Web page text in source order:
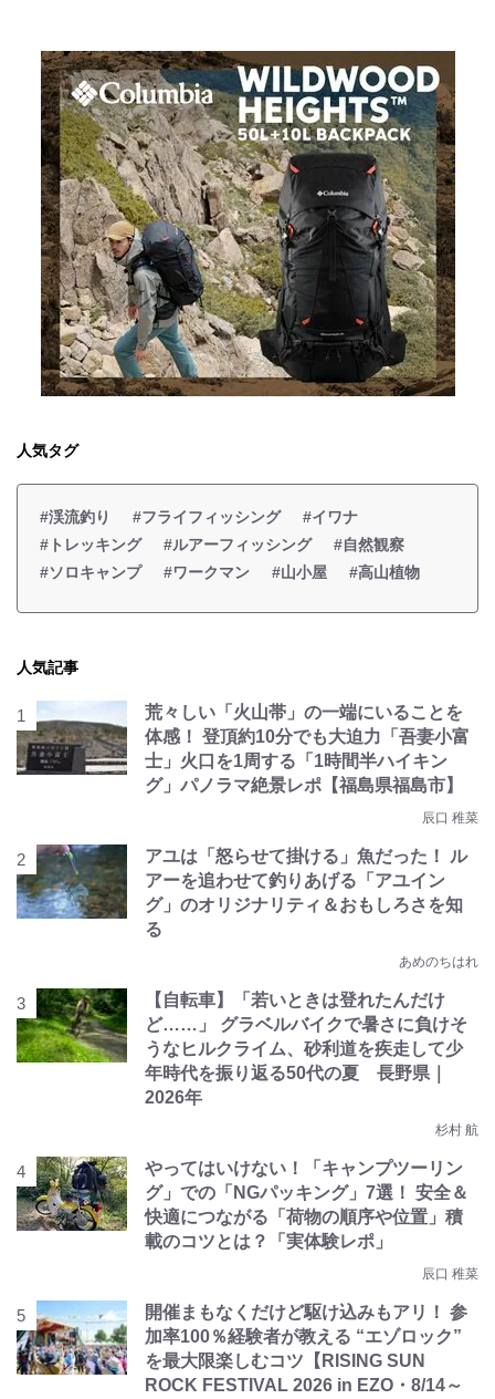
人気タグ
#渓流釣り #フライフィッシング
#イワナ
#トレッキング
#ルアーフィッシング
#自然観察
#ソロキャンプ
#ワークマン #山小屋 #高山植物
人気記事
荒々しい「火山帯」の一端にいることを
体感！ 登頂約10分でも大迫力「吾妻小富
士」火口を1周する「1時間半ハイキン
グ」パノラマ絶景レポ【福島県福島市】
辰口 稚菜
アユは「怒らせて掛ける」魚だった！ ル
アーを追わせて釣りあげる「アユイン
グ」のオリジナリティ＆おもしろさを知
る
あめのちはれ
【自転車】「若いときは登れたんだけ
ど……」 グラベルバイクで暑さに負けそ
うなヒルクライム、砂利道を疾走して少
年時代を振り返る50代の夏 長野県｜
2026年
杉村 航
やってはいけない！「キャンプツーリン
グ」での「NGパッキング」7選！ 安全＆
快適につながる「荷物の順序や位置」積
載のコツとは？「実体験レポ」
辰口 稚菜
開催まもなくだけど駆け込みもアリ！ 参
加率100％経験者が教える “エゾロック”
を最大限楽しむコツ【RISING SUN
ROCK FESTIVAL 2026 in EZO・8/14～